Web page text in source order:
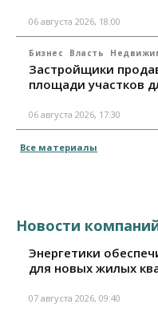
06 августа 2026, 18:00
Бизнес Власть
Застройщики
площади участков
06 августа 2026, 17:30
Все материалы
Новости
Энергетики
для новых жилых
07 августа 2026, 09:40